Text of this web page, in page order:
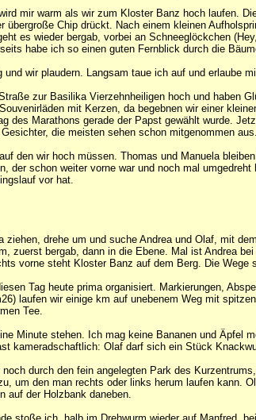
mir warm als wir zum Kloster Banz hoch laufen.
übergroße Chip drückt. Nach einem kleinen
es wieder bergab, vorbei an Schneeglöckchen
habe ich so einen guten Fernblick durch die
wir plaudern. Langsam taue ich auf und erlaube
zur Basilika Vierzehnheiligen hoch und haben
mit Kerzen, da begebnen wir einer
des Marathons gerade der Papst gewählt wurde.
die meisten sehen schon mitgenommen aus.
den wir hoch müssen. Thomas und Manuela
der schon weiter vorne war und noch mal
vor hat.
ziehen, drehe um und suche Andrea und Olaf, mit
zuerst bergab, dann in die Ebene. Mal ist Andrea
vorne steht Kloster Banz auf dem Berg. Die
Tag heute prima organisiert. Markierungen,
laufen wir einige km auf unebenem Weg mit
Tee.
Minute stehen. Ich mag keine Bananen und
kameradschaftlich: Olaf darf sich ein Stück
noch durch den fein angelegten Park des
um den man rechts oder links herum laufen
auf der Holzbank daneben.